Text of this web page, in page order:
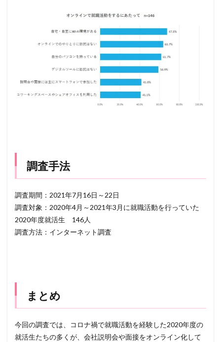
調査手法
調査期間：2021年7月16日～22日
調査対象：2020年4月～2021年3月に就職活動を行っていた
2020年度就活生 146人
調査方法：インターネット調査
まとめ
今回の調査では、コロナ禍で就職活動を経験した2020年度の
就活生たちの多くが、会社説明会や面接をオンライン化して